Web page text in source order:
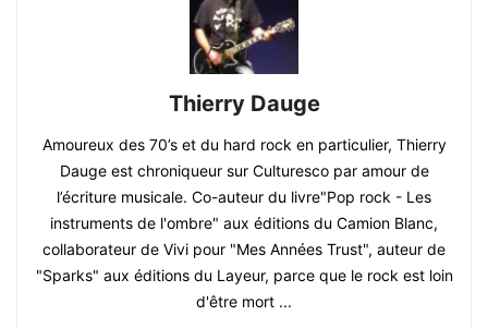
Thierry Dauge
Amoureux des 70’s et du hard rock en particulier, Thierry
Dauge est chroniqueur sur Culturesco par amour de
l’écriture musicale. Co-auteur du livre"Pop rock - Les
instruments de l'ombre" aux éditions du Camion Blanc,
collaborateur de Vivi pour "Mes Années Trust", auteur de
"Sparks" aux éditions du Layeur, parce que le rock est loin
d'être mort ...